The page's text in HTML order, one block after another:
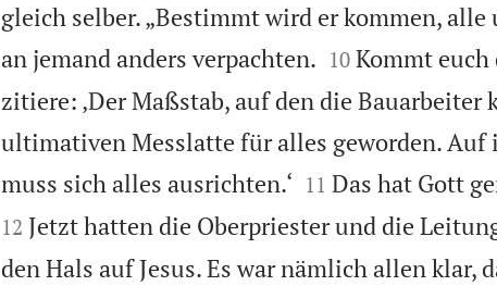
gleich selber. „Bestimmt wird er kommen,
an jemand anders verpachten.
10 Kommt euch
zitiere: ‚Der Maßstab, auf den die
ultimativen Messlatte für alles geworden. Auf
muss sich alles ausrichten.‘
11 Das hat Gott
12 Jetzt hatten die Oberpriester und die
den Hals auf Jesus. Es war nämlich allen klar,